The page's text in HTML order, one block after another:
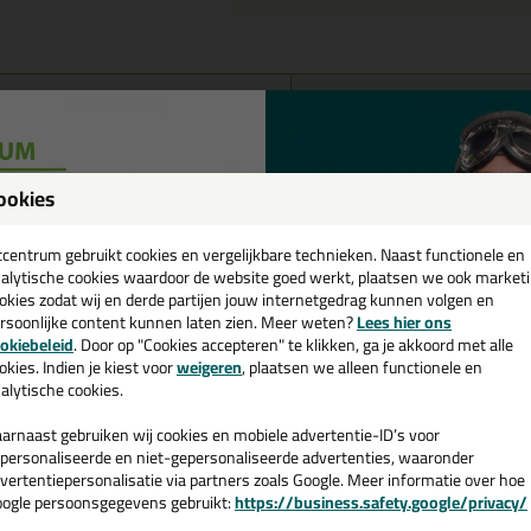
Specificaties
Kneedbaar Hout 125ml
je Frencken Kneedbaar Hout 125ml in een specifieke kleur?
Eiken is te gebruiken voor verschillende toepassingen. Een
is. Bestel de Frencken Kneedbaar Hout 125ml in de kleur Licht
= morgen in huis.
je meer weten over de toepassing en kenmerken van dit product?Lees
gebruikt cookies en vergelijkbare technieken. Naast functionele en
cookies waardoor de website goed werkt, plaatsen we ook
zodat wij en derde partijen jouw internetgedrag kunnen volgen en
content kunnen laten zien. Meer weten?Lees hier ons
. Door op "Cookies accepteren" te klikken, ga je akkoord met alle
Indien je kiest voorweigeren, plaatsen we alleen functionele en
cookies.
gebruiken wij cookies en mobiele advertentie-ID’s voor
en niet-gepersonaliseerde advertenties, waaronder
via partners zoals Google. Meer informatie over hoe
persoonsgegevens gebruikt:https://business.safety.google/privacy/
💚
en ontvang een
€35,-bij je eerste bestelling!
de actiecode ›